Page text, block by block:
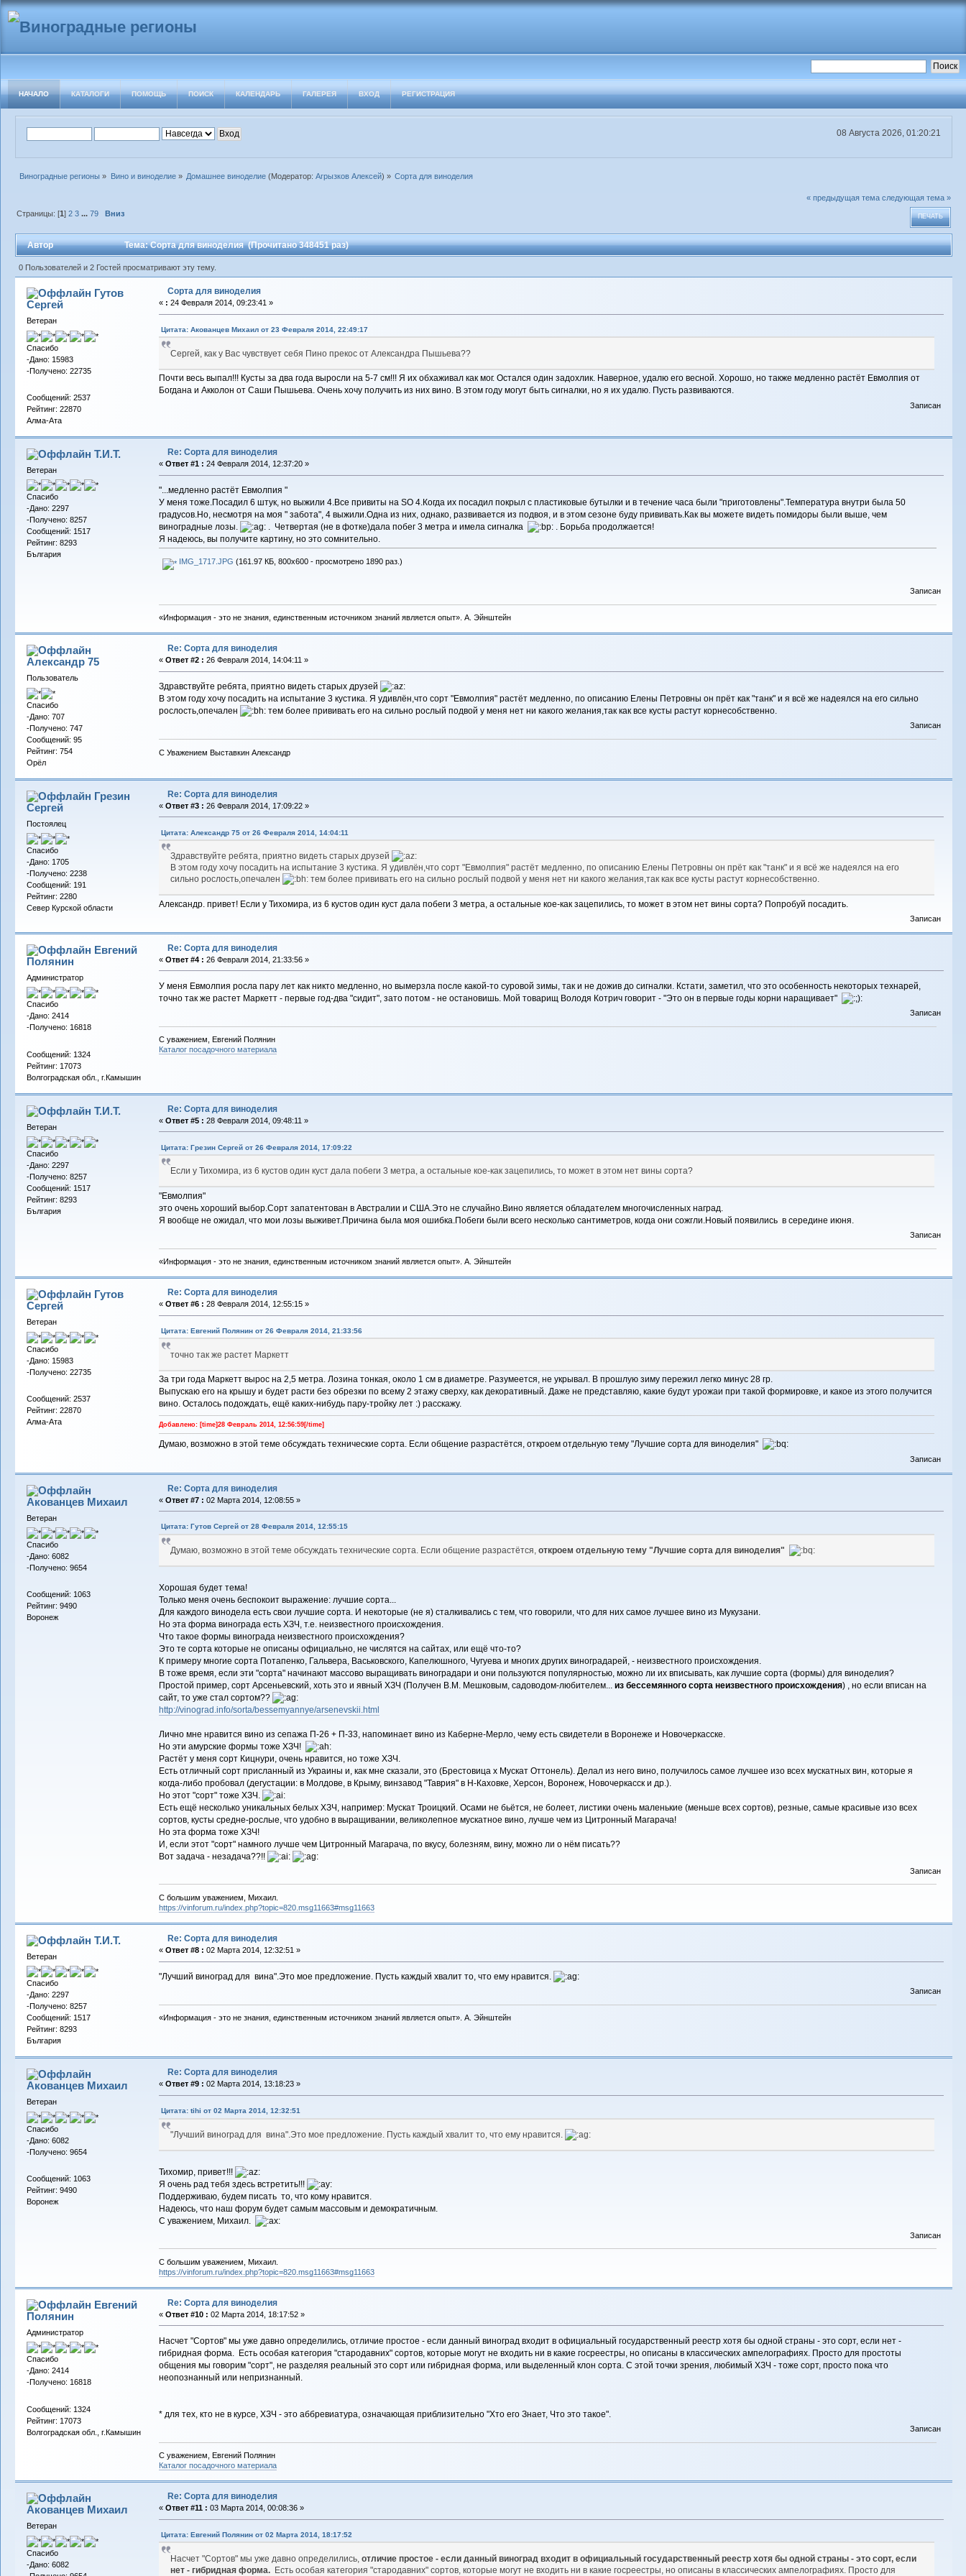
НАЧАЛО КАТАЛОГИ ПОМОЩЬ ПОИСК КАЛЕНДАРЬ ГАЛЕРЕЯ ВХОД РЕГИСТРАЦИЯ
08 Августа 2026, 01:20:21
Виноградные регионы » Вино и виноделие» Домашнее виноделие(Модератор: Агрызков Алексей) » Сорта для виноделия
« предыдущая тема следующая тема »
ПЕЧАТЬ
Страницы: [1]2 3 ...79 Вниз
Автор Тема: Сорта для виноделия (Прочитано 348451 раз)
0 Пользователей и 2 Гостей просматривают эту тему.
Гутов
Сергей
Ветеран
Спасибо
-Дано: 15983
-Получено: 22735
Сообщений: 2537
Рейтинг: 22870
Алма-Ата
Сорта для виноделия
« : 24 Февраля 2014, 09:23:41 »
Цитата: Акованцев Михаил от 23 Февраля 2014, 22:49:17
Сергей, как у Вас чувствует себя Пино прекос от Александра Пышьева??
Почти весь выпал!!! Кусты за два года выросли на 5-7 см!!! Я их обхаживал как мог. Остался один задохлик. Наверное, удалю его весной. Хорошо, но также медленно растёт Евмолпия от
Богдана и Акколон от Саши Пышьева. Очень хочу получить из них вино. В этом году могут быть сигналки, но я их удалю. Пусть развиваются.
Записан
Т.И.Т.
Ветеран
Спасибо
-Дано: 2297
-Получено: 8257
Сообщений: 1517
Рейтинг: 8293
България
Re: Сорта для виноделия
« Ответ #1 : 24 Февраля 2014, 12:37:20 »
"...медленно растёт Евмолпия "
У меня тоже.Посадил 6 штук, но выжили 4.Все привиты на SO 4.Когда их посадил покрыл с пластиковые бутылки и в течение часа были "приготовлены".Температура внутри была 50
градусов.Но, несмотря на моя " забота", 4 выжили.Одна из них, однако, развивается из подвоя, и в этом сезоне буду прививать.Как вы можете видеть помидоры были выше, чем
виноградные лозы.
. Четвертая (не в фотке)дала побег 3 метра и имела сигналка
. Борьба продолжается!
Я надеюсь, вы получите картину, но это сомнительно.
IMG_1717.JPG (161.97 КБ, 800x600 - просмотрено 1890 раз.)
Записан
«Информация - это не знания, единственным источником знаний является опыт». А. Эйнштейн
Александр 75
Пользователь
Спасибо
-Дано: 707
-Получено: 747
Сообщений: 95
Рейтинг: 754
Орёл
Re: Сорта для виноделия
« Ответ #2 : 26 Февраля 2014, 14:04:11 »
Здравствуйте ребята, приятно видеть старых друзей
В этом году хочу посадить на испытание 3 кустика. Я удивлён,что сорт "Евмолпия" растёт медленно, по описанию Елены Петровны он прёт как "танк" и я всё же надеялся на его сильно
рослость,опечален
тем более прививать его на сильно рослый подвой у меня нет ни какого желания,так как все кусты растут корнесобственно.
Записан
С Уважением Выставкин Александр
Грезин
Сергей
Постоялец
Спасибо
-Дано: 1705
-Получено: 2238
Сообщений: 191
Рейтинг: 2280
Север Курской области
Re: Сорта для виноделия
« Ответ #3 : 26 Февраля 2014, 17:09:22 »
Цитата: Александр 75 от 26 Февраля 2014, 14:04:11
Здравствуйте ребята, приятно видеть старых друзей
В этом году хочу посадить на испытание 3 кустика. Я удивлён,что сорт "Евмолпия" растёт медленно, по описанию Елены Петровны он прёт как "танк" и я всё же надеялся на его
сильно рослость,опечален
тем более прививать его на сильно рослый подвой у меня нет ни какого желания,так как все кусты растут корнесобственно.
Александр. привет! Если у Тихомира, из 6 кустов один куст дала побеги 3 метра, а остальные кое-как зацепились, то может в этом нет вины сорта? Попробуй посадить.
Записан
Евгений
Полянин
Администратор
Спасибо
-Дано: 2414
-Получено: 16818
Сообщений: 1324
Рейтинг: 17073
Волгоградская обл., г.Камышин
Re: Сорта для виноделия
« Ответ #4 : 26 Февраля 2014, 21:33:56 »
У меня Евмолпия росла пару лет как никто медленно, но вымерзла после какой-то суровой зимы, так и не дожив до сигналки. Кстати, заметил, что это особенность некоторых технарей,
точно так же растет Маркетт - первые год-два "сидит", зато потом - не остановишь. Мой товарищ Володя Котрич говорит - "Это он в первые годы корни наращивает"
Записан
С уважением, Евгений Полянин
Каталог посадочного материала
Т.И.Т.
Ветеран
Спасибо
-Дано: 2297
-Получено: 8257
Сообщений: 1517
Рейтинг: 8293
България
Re: Сорта для виноделия
« Ответ #5 : 28 Февраля 2014, 09:48:11 »
Цитата: Грезин Сергей от 26 Февраля 2014, 17:09:22
Если у Тихомира, из 6 кустов один куст дала побеги 3 метра, а остальные кое-как зацепились, то может в этом нет вины сорта?
"Евмолпия"
это очень хороший выбор.Сорт запатентован в Австралии и США.Это не случайно.Вино является обладателем многочисленных наград.
Я вообще не ожидал, что мои лозы выживет.Причина была моя ошибка.Побеги были всего несколько сантиметров, когда они сожгли.Новый появились в середине июня.
Записан
«Информация - это не знания, единственным источником знаний является опыт». А. Эйнштейн
Гутов
Сергей
Ветеран
Спасибо
-Дано: 15983
-Получено: 22735
Сообщений: 2537
Рейтинг: 22870
Алма-Ата
Re: Сорта для виноделия
« Ответ #6 : 28 Февраля 2014, 12:55:15 »
Цитата: Евгений Полянин от 26 Февраля 2014, 21:33:56
точно так же растет Маркетт
За три года Маркетт вырос на 2,5 метра. Лозина тонкая, около 1 см в диаметре. Разумеется, не укрывал. В прошлую зиму пережил легко минус 28 гр.
Выпускаю его на крышу и будет расти без обрезки по всему 2 этажу сверху, как декоративный. Даже не представляю, какие будут урожаи при такой формировке, и какое из этого получится
вино. Осталось подождать, ещё каких-нибудь пару-тройку лет :) расскажу.
Добавлено: [time]28 Февраль 2014, 12:56:59[/time]
Думаю, возможно в этой теме обсуждать технические сорта. Если общение разрастётся, откроем отдельную тему "Лучшие сорта для виноделия"
Записан
Акованцев Михаил
Ветеран
Спасибо
-Дано: 6082
-Получено: 9654
Сообщений: 1063
Рейтинг: 9490
Воронеж
Re: Сорта для виноделия
« Ответ #7 : 02 Марта 2014, 12:08:55 »
Цитата: Гутов Сергей от 28 Февраля 2014, 12:55:15
Думаю, возможно в этой теме обсуждать технические сорта. Если общение разрастётся,откроем отдельную тему "Лучшие сорта для виноделия"
Хорошая будет тема!
Только меня очень беспокоит выражение: лучшие сорта...
Для каждого винодела есть свои лучшие сорта. И некоторые (не я) сталкивались с тем, что говорили, что для них самое лучшее вино из Мукузани.
Но эта форма винограда есть ХЗЧ, т.е. неизвестного происхождения.
Что такое формы винограда неизвестного происхождения?
Это те сорта которые не описаны официально, не числятся на сайтах, или ещё что-то?
К примеру многие сорта Потапенко, Гальвера, Васьковского, Капелюшного, Чугуева и многих других виноградарей, - неизвестного происхождения.
В тоже время, если эти "сорта" начинают массово выращивать виноградари и они пользуются популярностью, можно ли их вписывать, как лучшие сорта (формы) для виноделия?
Простой пример, сорт Арсеньевский, хоть это и явный ХЗЧ (Получен В.М. Мешковым, садоводом-любителем... из бессемянного сорта неизвестного происхождения) , но если вписан на
сайт, то уже стал сортом??
http://vinograd.info/sorta/bessemyannye/arsenevskii.html
Лично мне нравится вино из сепажа П-26 + П-33, напоминает вино из Каберне-Мерло, чему есть свидетели в Воронеже и Новочеркасске.
Но эти амурские формы тоже ХЗЧ!
Растёт у меня сорт Кицнури, очень нравится, но тоже ХЗЧ.
Есть отличный сорт присланный из Украины и, как мне сказали, это (Брестовица х Мускат Оттонель). Делал из него вино, получилось самое лучшее изо всех мускатных вин, которые я
когда-либо пробовал (дегустации: в Молдове, в Крыму, винзавод "Таврия" в Н-Каховке, Херсон, Воронеж, Новочеркасск и др.).
Но этот "сорт" тоже ХЗЧ.
Есть ещё несколько уникальных белых ХЗЧ, например: Мускат Троицкий. Осами не бьётся, не болеет, листики очень маленькие (меньше всех сортов), резные, самые красивые изо всех
сортов, кусты средне-рослые, что удобно в выращивании, великолепное мускатное вино, лучше чем из Цитронный Магарача!
Но эта форма тоже ХЗЧ!
И, если этот "сорт" намного лучше чем Цитронный Магарача, по вкусу, болезням, вину, можно ли о нём писать??
Вот задача - незадача??!!
Записан
С большим уважением, Михаил.
https://vinforum.ru/index.php?topic=820.msg11663#msg11663
Т.И.Т.
Ветеран
Спасибо
-Дано: 2297
-Получено: 8257
Сообщений: 1517
Рейтинг: 8293
България
Re: Сорта для виноделия
« Ответ #8 : 02 Марта 2014, 12:32:51 »
"Лучший виноград для вина".Это мое предложение. Пусть каждый хвалит то, что ему нравится.
Записан
«Информация - это не знания, единственным источником знаний является опыт». А. Эйнштейн
Акованцев Михаил
Ветеран
Спасибо
-Дано: 6082
-Получено: 9654
Сообщений: 1063
Рейтинг: 9490
Воронеж
Re: Сорта для виноделия
« Ответ #9 : 02 Марта 2014, 13:18:23 »
Цитата: tihi от 02 Марта 2014, 12:32:51
"Лучший виноград для вина".Это мое предложение. Пусть каждый хвалит то, что ему нравится.
Тихомир, привет!!!
Я очень рад тебя здесь встретить!!!
Поддерживаю, будем писать то, что кому нравится.
Надеюсь, что наш форум будет самым массовым и демократичным.
С уважением, Михаил.
Записан
С большим уважением, Михаил.
https://vinforum.ru/index.php?topic=820.msg11663#msg11663
Евгений
Полянин
Администратор
Спасибо
-Дано: 2414
-Получено: 16818
Сообщений: 1324
Рейтинг: 17073
Волгоградская обл., г.Камышин
Re: Сорта для виноделия
« Ответ #10 : 02 Марта 2014, 18:17:52 »
Насчет "Сортов" мы уже давно определились, отличие простое - если данный виноград входит в официальный государственный реестр хотя бы одной страны - это сорт, если нет -
гибридная форма. Есть особая категория "стародавних" сортов, которые могут не входить ни в какие госреестры, но описаны в классических ампелографиях. Просто для простоты
общения мы говорим "сорт", не разделяя реальный это сорт или гибридная форма, или выделенный клон сорта. С этой точки зрения, любимый ХЗЧ - тоже сорт, просто пока что
неопознанный или непризнанный.
* для тех, кто не в курсе, ХЗЧ - это аббревиатура, означающая приблизительно "Хто его Знает, Что это такое".
Записан
С уважением, Евгений Полянин
Каталог посадочного материала
Акованцев Михаил
Ветеран
Спасибо
-Дано: 6082
Re: Сорта для виноделия
« Ответ #11 : 03 Марта 2014, 00:08:36 »
Цитата: Евгений Полянин от 02 Марта 2014, 18:17:52
Насчет "Сортов" мы уже давно определились,отличие простое - если данный виноград входит в официальный государственный реестр хотя бы одной страны - это сорт, если
нет - гибридная форма. Есть особая категория "стародавних" сортов, которые могут не входить ни в какие госреестры, но описаны в классических ампелографиях. Просто для